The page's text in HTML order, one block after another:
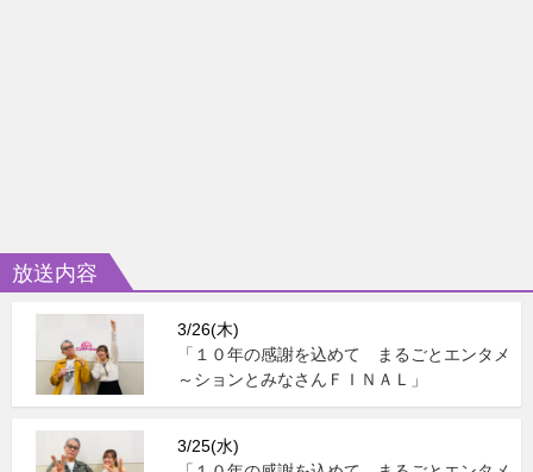
放送内容
3/26(木)
「１０年の感謝を込めて まるごとエンタメ
～ションとみなさんＦＩＮＡＬ」
3/25(水)